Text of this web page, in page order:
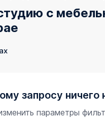
с
запросу ничего
параметры